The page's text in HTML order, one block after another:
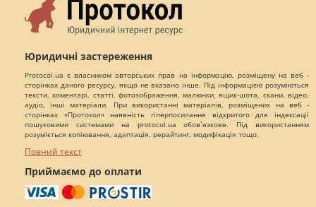
Юридичні застереження
Protocol.ua є власником авторських прав на інформацію, розміщену на веб -
сторінках даного ресурсу, якщо не вказано інше. Під інформацією розуміються
тексти, коментарі, статті, фотозображення, малюнки, ящик-шота, скани, відео,
аудіо, інші матеріали. При використанні матеріалів, розміщених на веб -
сторінках «Протокол» наявність гіперпосилання відкритого для індексації
пошуковими системами на protocol.ua обов`язкове. Під використанням
розуміється копіювання, адаптація, рерайтинг, модифікація тощо.
Повний текст
Приймаємо до оплати